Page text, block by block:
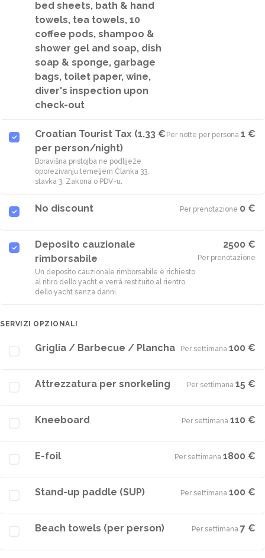
bed sheets, bath & hand
towels, tea towels, 10
coffee pods, shampoo &
shower gel and soap, dish
soap & sponge, garbage
bags, toilet paper, wine,
diver's inspection upon
check-out
Croatian Tourist Tax (1.33 €
per person/night)
Boravišna pristojba ne podliježe
oporezivanju temeljem Članka 33.
stavka 3. Zakona o PDV-u.
Per notte per persona·1 €
No discount Per prenotazione·0 €
Deposito cauzionale
rimborsabile
Un deposito cauzionale rimborsabile è richiesto
al ritiro dello yacht e verrà restituito al rientro
dello yacht senza danni.
2500 €
Per prenotazione
SERVIZI OPZIONALI
Griglia / Barbecue / Plancha Per settimana·100 €
Attrezzatura per snorkeling Per settimana·15 €
Kneeboard Per settimana·110 €
E-foil Per settimana·1800 €
Stand-up paddle (SUP) Per settimana·100 €
Beach towels (per person) Per settimana·7 €